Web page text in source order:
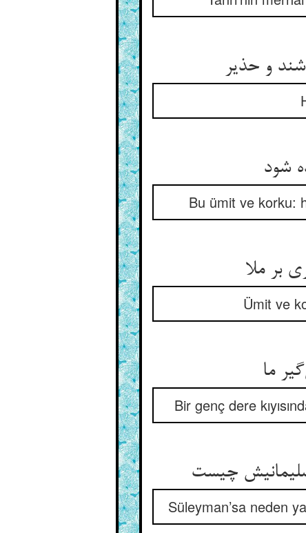
و حذیر
شود
Bu ümit ve korku:
بر ملا
Ümit ve
ما
Bir genç dere
Süleyman’sa neden